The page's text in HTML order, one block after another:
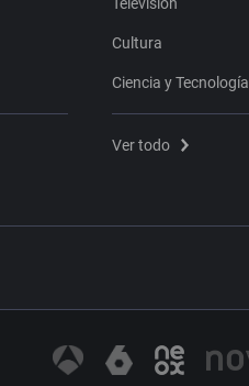
Cultura
Ciencia y Tecnología
Ver todo